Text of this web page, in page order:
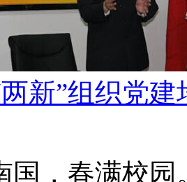
新”组织党
国，春满校园